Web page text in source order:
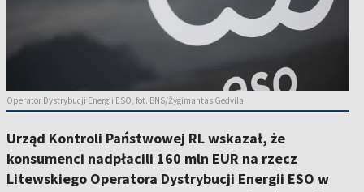
Operator Dystrybucji Energii ESO, fot. BNS/Žygimantas Gedvila
Urząd Kontroli Państwowej RL wskazał, że
konsumenci nadpłacili 160 mln EUR na rzecz
Litewskiego Operatora Dystrybucji Energii ESO w